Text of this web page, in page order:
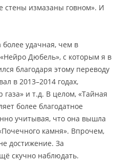
измазаны говном». И
более удачная, чем в
Дюбель», с которым я в
благодаря этому переводу
в 2013–2014 годах,
газа» и т.д. В целом, «Тайная
более благодатное
учитывая, что она вышла
камня». Впрочем,
достижение. За
скучно наблюдать.